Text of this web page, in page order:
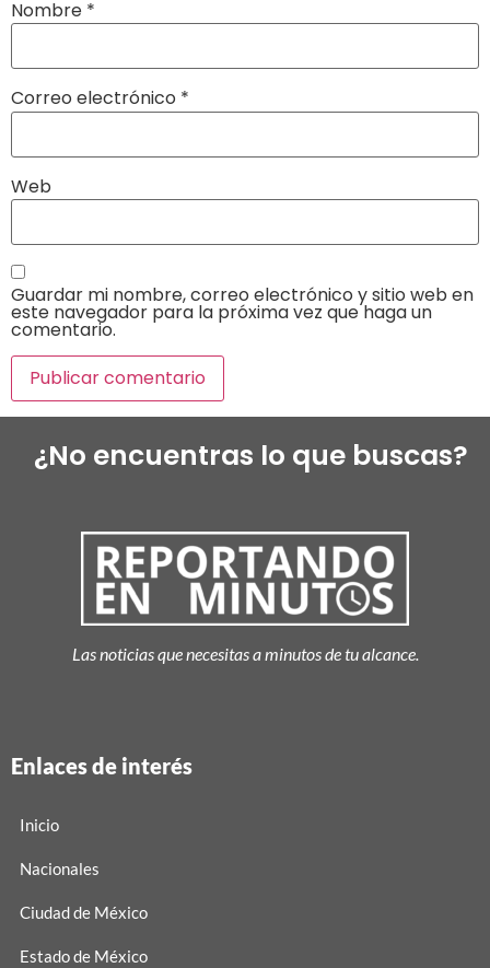
Nombre *
Correo electrónico *
Web
Guardar mi nombre, correo electrónico y sitio web en
este navegador para la próxima vez que haga un
comentario.
¿No encuentras lo que buscas?
Las noticias que necesitas a minutos de tu alcance.
Enlaces de interés
Inicio
Nacionales
Ciudad de México
Estado de México